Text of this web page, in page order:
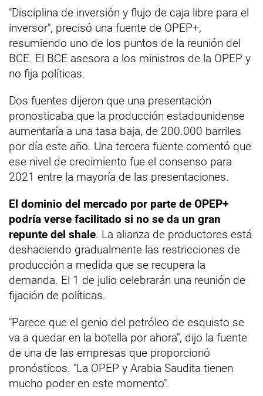
"Disciplina de inversión y flujo de caja libre para el
inversor", precisó una fuente de OPEP+,
resumiendo uno de los puntos de la reunión del
BCE. El BCE asesora a los ministros de la OPEP y
no fija políticas.
Dos fuentes dijeron que una presentación
pronosticaba que la producción estadounidense
aumentaría a una tasa baja, de 200.000 barriles
por día este año. Una tercera fuente comentó que
ese nivel de crecimiento fue el consenso para
2021 entre la mayoría de las presentaciones.
El dominio del mercado por parte de OPEP+
podría verse facilitado si no se da un gran
repunte del shale. La alianza de productores está
deshaciendo gradualmente las restricciones de
producción a medida que se recupera la
demanda. El 1 de julio celebrarán una reunión de
fijación de políticas.
"Parece que el genio del petróleo de esquisto se
va a quedar en la botella por ahora", dijo la fuente
de una de las empresas que proporcionó
pronósticos. "La OPEP y Arabia Saudita tienen
mucho poder en este momento".